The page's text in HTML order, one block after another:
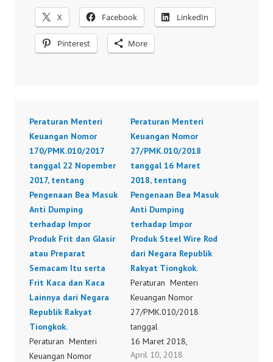
X Facebook LinkedIn
Pinterest More
Peraturan Menteri
Keuangan Nomor
170/PMK.010/2017
tanggal 22 Nopember
2017, tentang
Pengenaan Bea Masuk
Anti Dumping
terhadap Impor
Produk Frit dan Glasir
atau Preparat
Semacam Itu serta
Frit Kaca dan Kaca
Lainnya dari Negara
Republik Rakyat
Tiongkok.
Peraturan Menteri
Keuangan Nomor
Peraturan Menteri
Keuangan Nomor
27/PMK.010/2018
tanggal 16 Maret
2018, tentang
Pengenaan Bea Masuk
Anti Dumping
terhadap lmpor
Produk Steel Wire Rod
dari Negara Republik
Rakyat Tiongkok.
Peraturan Menteri
Keuangan Nomor
27/PMK.010/2018
tanggal
16 Maret 2018,
tentang Pengenaan Bea
April 10, 2018